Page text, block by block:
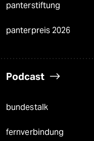
panterstiftung
panterpreis 2026
Podcast
bundestalk
fernverbindung